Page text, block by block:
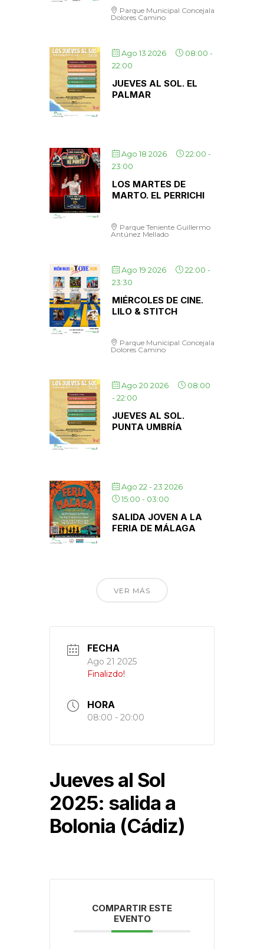
Parque Municipal Concejala
Dolores Camino
Ago 13 2026 08:00 -
22:00
JUEVES AL SOL. EL
PALMAR
Ago 18 2026 22:00 -
23:00
LOS MARTES DE
MARTO. EL PERRICHI
Parque Teniente Guillermo
Antúnez Mellado
Ago 19 2026 22:00 -
23:30
MIÉRCOLES DE CINE.
LILO & STITCH
Parque Municipal Concejala
Dolores Camino
Ago 20 2026
08:00
-22:00
JUEVES AL SOL.
PUNTA UMBRÍA
Ago 22 - 23 2026
15:00 - 03:00
SALIDA JOVEN A LA
FERIA DE MÁLAGA
VER MÁS
FECHA
Ago 21 2025
Finalizdo!
HORA
08:00 - 20:00
Jueves al Sol
2025: salida a
Bolonia (Cádiz)
COMPARTIR ESTE
EVENTO